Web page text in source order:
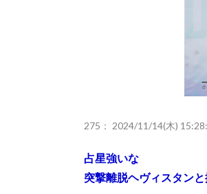
275： 2024/11/14(木)
占星強いな
突撃離脱ヘヴィスタン